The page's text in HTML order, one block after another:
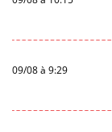
09/08 à 9:29